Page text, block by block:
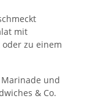
mit
zu einem
und
& Co.